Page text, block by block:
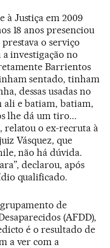
à Justiça em 2009
18 anos presenciou
o serviço
investigação no
Barrientos
sentado, tinham
dessas usadas no
e batiam, batiam,
lhe dá um tiro...
relatou o ex-recruta à
Vásquez, que
não há dúvida.
declarou, após
qualificado.
de
(AFDD),
é o resultado de
a ver com a